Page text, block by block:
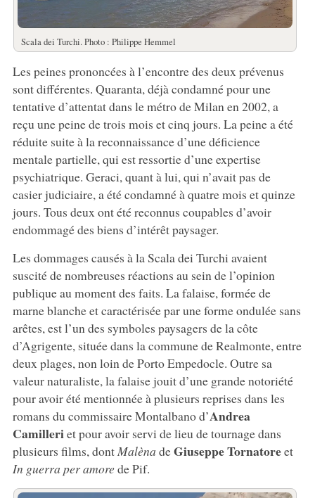
Scala dei Turchi. Photo : Philippe Hemmel
Les peines prononcées à l’encontre des deux prévenus
sont différentes. Quaranta, déjà condamné pour une
tentative d’attentat dans le métro de Milan en 2002, a
reçu une peine de trois mois et cinq jours. La peine a été
réduite suite à la reconnaissance d’une déficience
mentale partielle, qui est ressortie d’une expertise
psychiatrique. Geraci, quant à lui, qui n’avait pas de
casier judiciaire, a été condamné à quatre mois et quinze
jours. Tous deux ont été reconnus coupables d’avoir
endommagé des biens d’intérêt paysager.
Les dommages causés à la Scala dei Turchi avaient
suscité de nombreuses réactions au sein de l’opinion
publique au moment des faits. La falaise, formée de
marne blanche et caractérisée par une forme ondulée sans
arêtes, est l’un des symboles paysagers de la côte
d’Agrigente, située dans la commune de Realmonte, entre
deux plages, non loin de Porto Empedocle. Outre sa
valeur naturaliste, la falaise jouit d’une grande notoriété
pour avoir été mentionnée à plusieurs reprises dans les
romans du commissaire Montalbano d’Andrea
Camilleriet pour avoir servi de lieu de tournage dans
plusieurs films, dontMalèna deGiuseppe Tornatoreet
In guerra per amorede Pif.